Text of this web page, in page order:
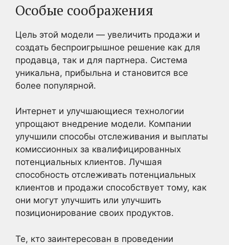
Особые соображения
Цель этой модели — увеличить продажи и
создать беспроигрышное решение как для
продавца, так и для партнера. Система
уникальна, прибыльна и становится все
более популярной.
Интернет и улучшающиеся технологии
упрощают внедрение модели. Компании
улучшили способы отслеживания и выплаты
комиссионных за квалифицированных
потенциальных клиентов. Лучшая
способность отслеживать потенциальных
клиентов и продажи способствует тому, как
они могут улучшить или улучшить
позиционирование своих продуктов.
Те, кто заинтересован в проведении